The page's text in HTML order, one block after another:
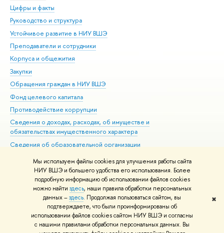
Мы используем файлы cookies для улучшения работы сайта
НИУ ВШЭ и большего удобства его использования. Более
подробную информацию об использовании файлов cookies
можно найти здесь, наши правила обработки персональных
данных –здесь. Продолжая пользоваться сайтом, вы
подтверждаете, что были проинформированы об
использовании файлов cookies сайтом НИУ ВШЭ и согласны
с нашими правилами обработки персональных данных. Вы
✖
Цифры и факты
Руководство и структура
Устойчивое развитие в НИУ ВШЭ
Преподаватели и сотрудники
Корпуса и общежития
Закупки
Обращения граждан в НИУ ВШЭ
Фонд целевого капитала
Противодействие коррупции
Сведения о доходах, расходах, об имуществе и
обязательствах имущественного характера
Сведения об образовательной организации
Людям с ограниченными возможностями здоровья
Единая платежная страница
Работа в Вышке
© НИУ ВШЭ 1993–2026 Адреса и контакты Условия использования
материалов Политика конфиденциальности Карта сайта